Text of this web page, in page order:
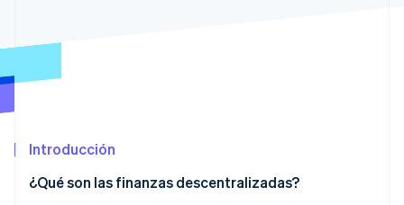
Prevención de fraude
Constitución de una startup
Identity
Introducción
¿Qué son las finanzas descentralizadas?